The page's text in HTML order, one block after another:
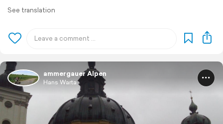
See translation
ammergauer Alpen
Hans Warta